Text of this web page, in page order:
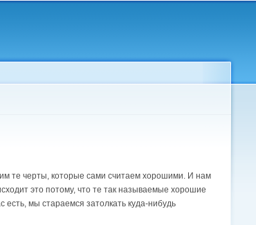
те черты, которые сами считаем хорошими. И нам
это потому, что те так называемые хорошие
мы стараемся затолкать куда-нибудь